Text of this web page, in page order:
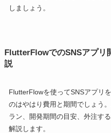
しましょう。
FlutterFlowでのSNSアプリ
説
FlutterFlowを使ってSNSアプリ
のはやはり費用と期間でしょう
ラン、開発期間の目安、外注す
解説します。